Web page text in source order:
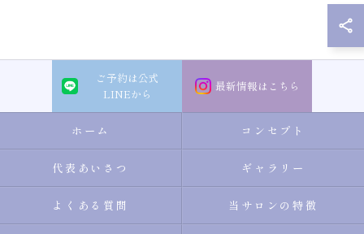
ご予約は公式
LINEから
最新情報はこちら
ホーム コンセプト
代表あいさつ ギャラリー
よくある質問 当サロンの特徴